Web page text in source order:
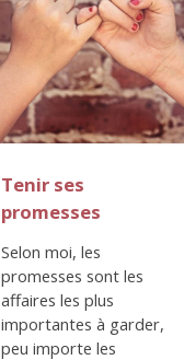
Tenir ses
promesses
Selon moi, les
promesses sont les
affaires les plus
importantes à garder,
peu importe les